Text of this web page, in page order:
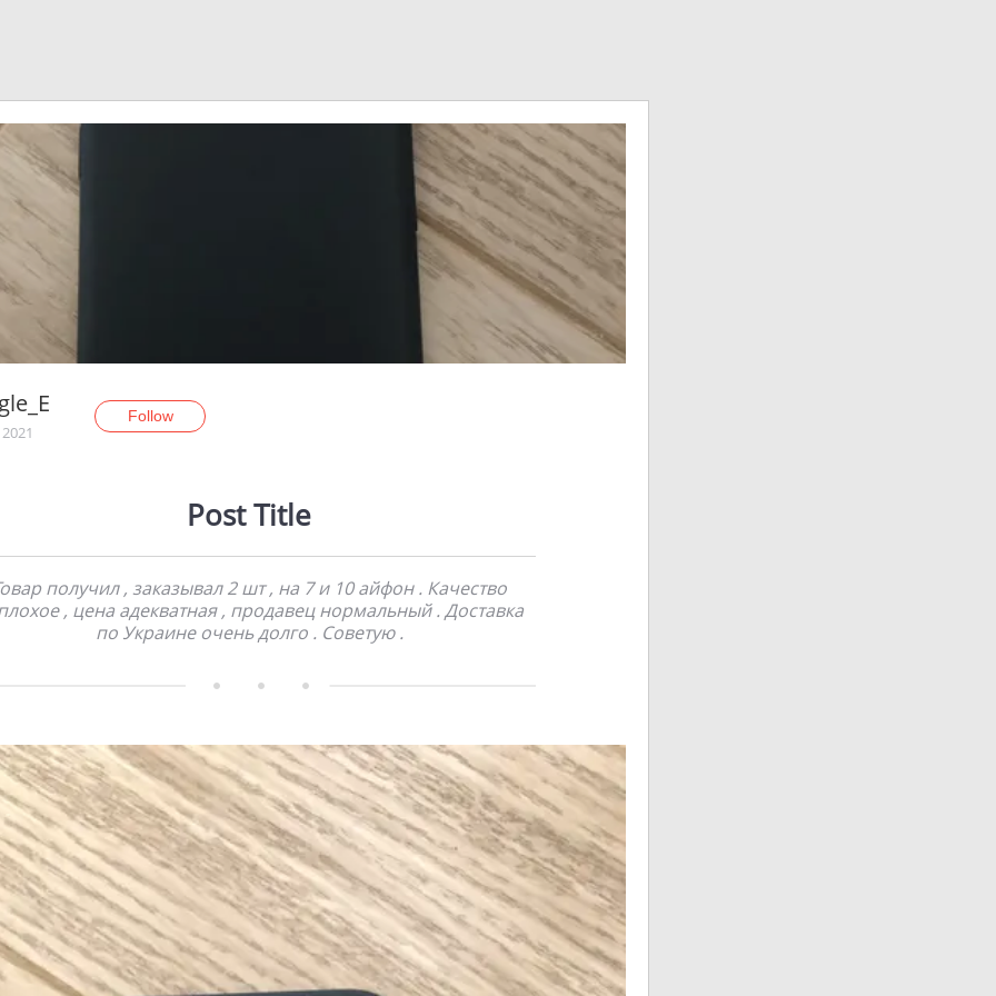
Follow
Post Title
получил , заказывал 2 шт , на 7 и 10 айфон . Качество
, цена адекватная , продавец нормальный . Доставка
по Украине очень долго . Советую .